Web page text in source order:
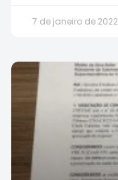
7 de janeiro de 2022